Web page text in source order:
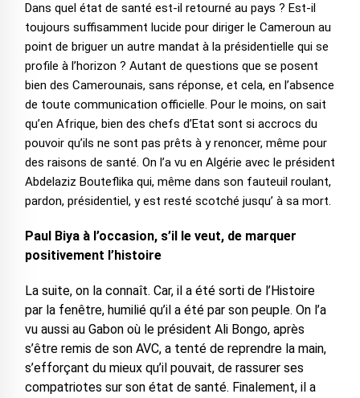
Dans quel état de santé est-il retourné au pays ? Est-il
toujours suffisamment lucide pour diriger le Cameroun au
point de briguer un autre mandat à la présidentielle qui se
profile à l’horizon ? Autant de questions que se posent
bien des Camerounais, sans réponse, et cela, en l’absence
de toute communication officielle. Pour le moins, on sait
qu’en Afrique, bien des chefs d’Etat sont si accrocs du
pouvoir qu’ils ne sont pas prêts à y renoncer, même pour
des raisons de santé. On l’a vu en Algérie avec le président
Abdelaziz Bouteflika qui, même dans son fauteuil roulant,
pardon, présidentiel, y est resté scotché jusqu’ à sa mort.
Paul Biya à l’occasion, s’il le veut, de marquer
positivement l’histoire
La suite, on la connaît. Car, il a été sorti de l’Histoire
par la fenêtre, humilié qu’il a été par son peuple. On l’a
vu aussi au Gabon où le président Ali Bongo, après
s’être remis de son AVC, a tenté de reprendre la main,
s’efforçant du mieux qu’il pouvait, de rassurer ses
compatriotes sur son état de santé. Finalement, il a